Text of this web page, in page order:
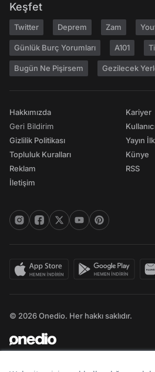
Keşfet
Twitter Deprem Zam
Günlük Burç Yorumları A101
Bugün Ne Pişirsem Gezilecek
Hakkımızda
Geri Bildirim
Gizlilik Politikası
Topluluk Kuralları
Reklam
İletişim
Kariyer
Yayın
Künye
RSS
© 2026 Onedio. Her hakkı saklıdır.